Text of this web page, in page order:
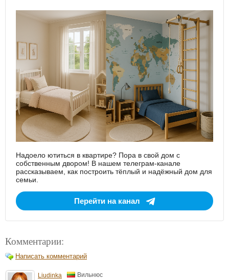
Надоело ютиться в квартире? Пора в свой дом с
собственным двором! В нашем телеграм-канале
рассказываем, как построить тёплый и надёжный дом для
семьи.
Перейти на канал
Комментарии:
Написать комментарий
Liudinka Вильнюс